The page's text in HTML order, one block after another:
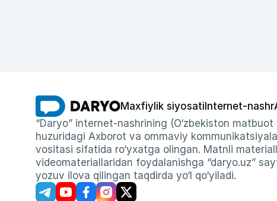
Maxfiylik siyosati Internet-nashr
“Daryo” internet-nashrining (O‘zbekiston
huzuridagi Axborot va ommaviy
vositasi sifatida ro‘yxatga olingan. Matnli
videomateriallaridan foydalanishga “daryo.uz”
yozuv ilova qilingan taqdirda yo‘l qo‘yiladi.